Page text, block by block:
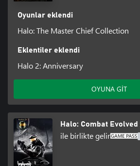
Oyunlar eklendi
Halo: The Master Chief Collection
Eklentiler eklendi
Halo 2: Anniversary
OYUNA GİT
Halo: Combat
ile birlikte gelir